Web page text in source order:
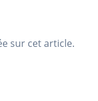
sur cet article.